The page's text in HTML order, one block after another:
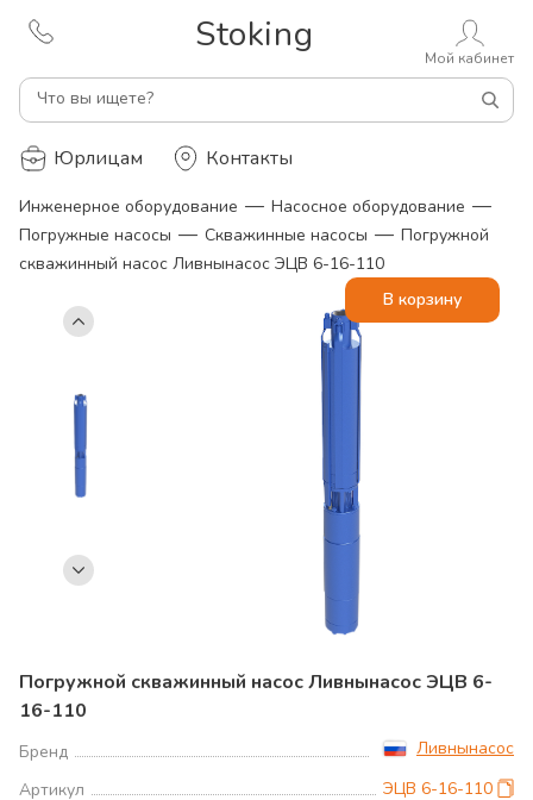
Stoking
Что вы ищете?
Мой кабинет
Юрлицам Контакты
Инженерное оборудование — Насосное оборудование —
Погружные насосы — Скважинные насосы — Погружной
скважинный насос Ливнынасос ЭЦВ 6-16-110
Погружной скважинный насос Ливнынасос ЭЦВ 6-
16-110
Бренд
Ливнынасос
Артикул
ЭЦВ 6-16-110
В корзину